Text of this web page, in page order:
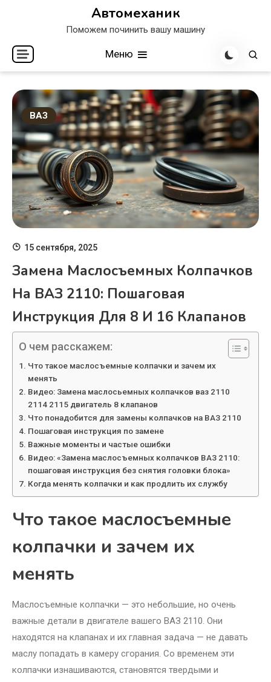
Автомеханик
Поможем починить вашу машину
Меню
ВАЗ
15 сентября, 2025
Замена Маслосъемных Колпачков
На ВАЗ 2110: Пошаговая
Инструкция Для 8 И 16 Клапанов
О чем расскажем:
Что такое маслосъемные колпачки и зачем их
менять
Видео: Замена маслосьемных колпачков ваз 2110
2114 2115 двигатель 8 клапанов
Что понадобится для замены колпачков на ВАЗ 2110
Пошаговая инструкция по замене
Важные моменты и частые ошибки
Видео: «Замена маслосъемных колпачков ВАЗ 2110:
пошаговая инструкция без снятия головки блока»
Когда менять колпачки и как продлить их службу
Что такое маслосъемные
колпачки и зачем их
менять
Маслосъемные колпачки — это небольшие, но очень
важные детали в двигателе вашего ВАЗ 2110. Они
находятся на клапанах и их главная задача — не давать
маслу попадать в камеру сгорания. Со временем эти
колпачки изнашиваются, становятся твердыми и